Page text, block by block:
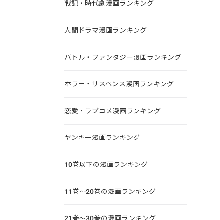
戦記・時代劇漫画ランキング
人間ドラマ漫画ランキング
バトル・ファンタジー漫画ランキング
ホラー・サスペンス漫画ランキング
恋愛・ラブコメ漫画ランキング
ヤンキー漫画ランキング
10巻以下の漫画ランキング
11巻～20巻の漫画ランキング